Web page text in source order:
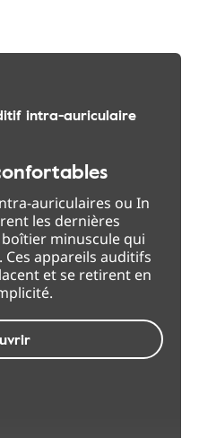
intra-auriculaire
auriculaires ou In
les dernières
minuscule qui
appareils auditifs
et se retirent en